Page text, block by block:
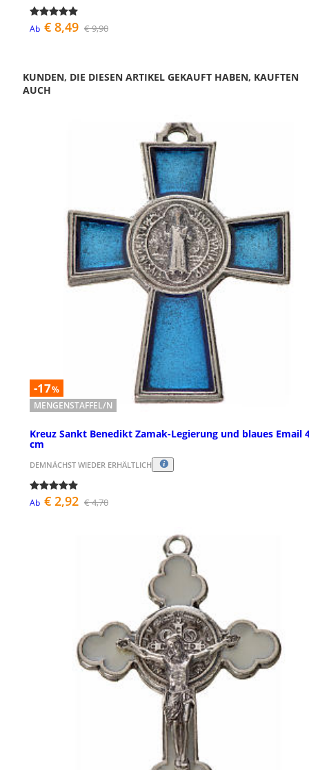
Ab € 8,49 € 9,90
KUNDEN, DIE DIESEN ARTIKEL GEKAUFT HABEN, KAUFTEN
AUCH
-17%
MENGENSTAFFEL/N
Kreuz Sankt Benedikt Zamak-Legierung und blaues Email
cm
DEMNÄCHST WIEDER ERHÄLTLICH
Ab € 2,92 € 4,70